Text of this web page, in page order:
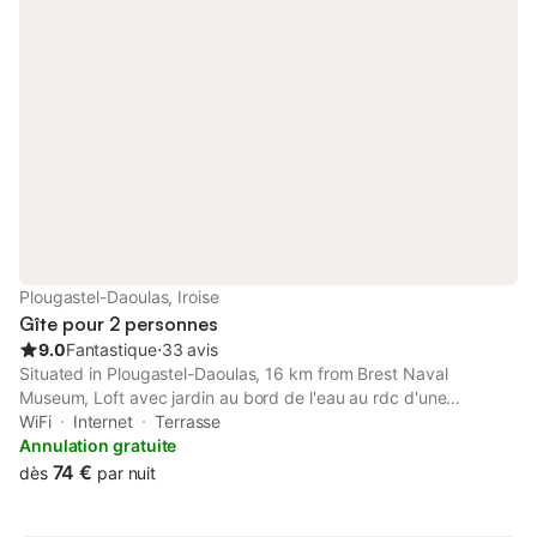
Plougastel-Daoulas, Iroise
Gîte pour 2 personnes
9.0Fantastique⋅33 avis
Situated in Plougastel-Daoulas, 16 km from Brest Naval
Museum, Loft avec jardin au bord de l'eau au rdc d'une
ancienne école features accommodation with a private beach
area, free private parking and a garden.
WiFi Internet
Terrasse
Annulation gratuite
dès 74 € par nuit